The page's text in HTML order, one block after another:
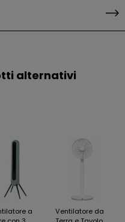
alternativi
a
Ventilatore da